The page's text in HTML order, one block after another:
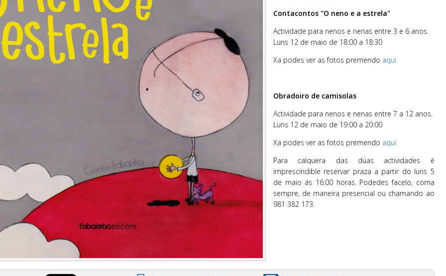
Contacontos "O neno e a estrela"
Actividade para nenos e nenas entre 3 e 6 anos.
Luns 12 de maio de 18:00 a 18:30
Xa podes ver as fotos premendo aquí
Obradoiro de camisolas
Actividade para nenos e nenas entre 7 a 12 anos.
Luns 12 de maio de 19:00 a 20:00
Xa podes ver as fotos premendo aquí
Para calquera das dúas actividades é
imprescindible reservar praza a partir do luns 5
de maio ás 16:00 horas. Podedes facelo, coma
sempre, de maneira presencial ou chamando ao
981 382 173.